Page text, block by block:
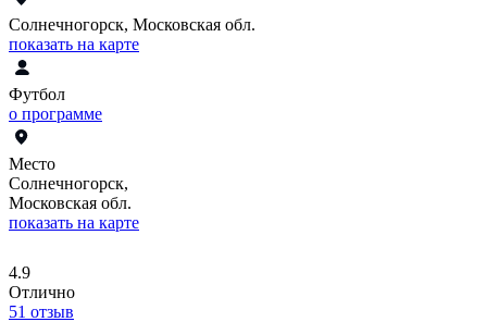
Солнечногорск, Московская обл.
показать на карте
Футбол
о программе
Место
Солнечногорск,
Московская обл.
показать на карте
4.9
Отлично
51 отзыв